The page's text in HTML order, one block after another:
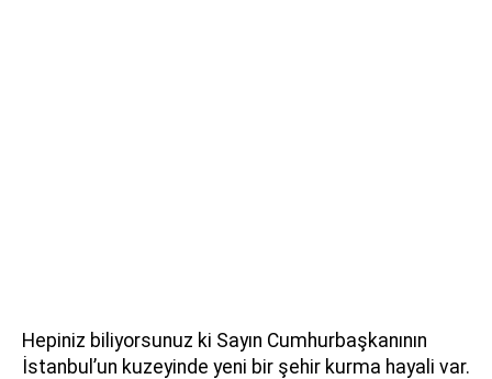
Hepiniz biliyorsunuz ki Sayın Cumhurbaşkanının
İstanbul’un kuzeyinde yeni bir şehir kurma hayali var.